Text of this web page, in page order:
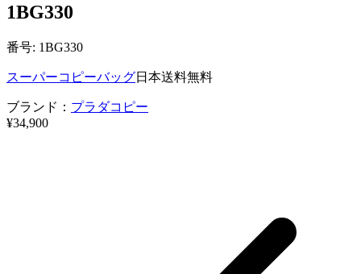
1BG330
番号: 1BG330
スーパーコピーバッグ日本送料無料
ブランド： プラダコピー
¥34,900